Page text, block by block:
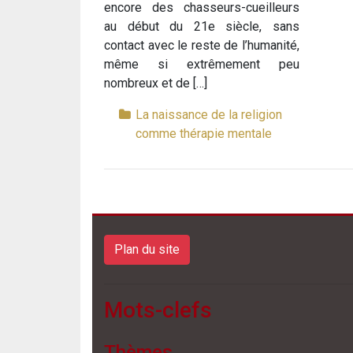
encore des chasseurs-cueilleurs
au début du 21e siècle, sans
contact avec le reste de l’humanité,
même si extrêmement peu
nombreux et de […]
La naissance de la religion
comme thérapie mentale
Plan du site
Mots-clefs